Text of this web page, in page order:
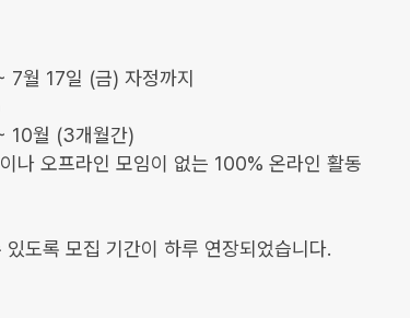
월 17일 (금) 자정까지
10월 (3개월간)
나 오프라인 모임이 없는 100% 온라인 활동
도록 모집 기간이 하루 연장되었습니다.